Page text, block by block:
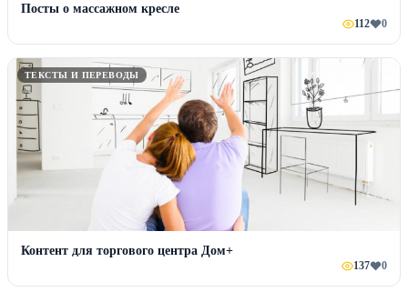
Посты о массажном кресле
112 0
ТЕКСТЫ И ПЕРЕВОДЫ
Контент для торгового центра Дом+
137 0